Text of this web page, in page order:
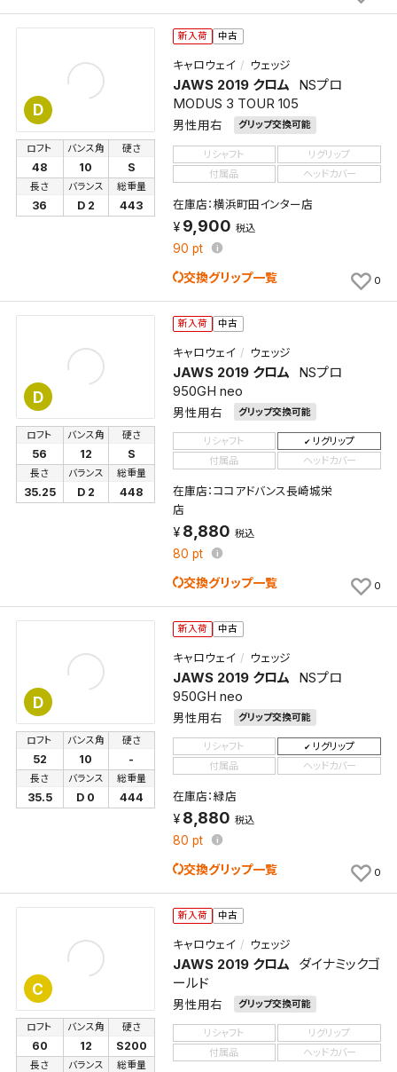
D
新入荷 中古
キャロウェイ ウェッジ
JAWS 2019 クロム
NSプロ
MODUS 3 TOUR 105
男性用右 グリップ交換可能
ロフト
48
バンス角
10
硬さ
S
長さ
36
バランス
D 2
総重量
443
リシャフト
リグリップ
付属品
ヘッドカバー
在庫店：横浜町田インター店
9,900 税込
90 pt
交換グリップ一覧 0
D
新入荷 中古
キャロウェイ ウェッジ
JAWS 2019 クロム
NSプロ
950GH neo
男性用右 グリップ交換可能
ロフト
56
バンス角
12
硬さ
S
長さ
35.25
バランス
D 2
総重量
448
リシャフト
リグリップ
付属品
ヘッドカバー
在庫店：ココアドバンス長崎城栄
店
8,880 税込
80 pt
交換グリップ一覧 0
D
新入荷 中古
キャロウェイ ウェッジ
JAWS 2019 クロム
NSプロ
950GH neo
男性用右 グリップ交換可能
ロフト
52
バンス角
10
硬さ
-
長さ
35.5
バランス
D 0
総重量
444
リシャフト
リグリップ
付属品
ヘッドカバー
在庫店：緑店
8,880 税込
80 pt
交換グリップ一覧 0
C
新入荷 中古
キャロウェイ ウェッジ
JAWS 2019 クロム
ダイナミックゴ
ールド
男性用右 グリップ交換可能
ロフト
60
バンス角
12
硬さ
S200
長さ バランス 総重量
リシャフト
リグリップ
付属品
ヘッドカバー